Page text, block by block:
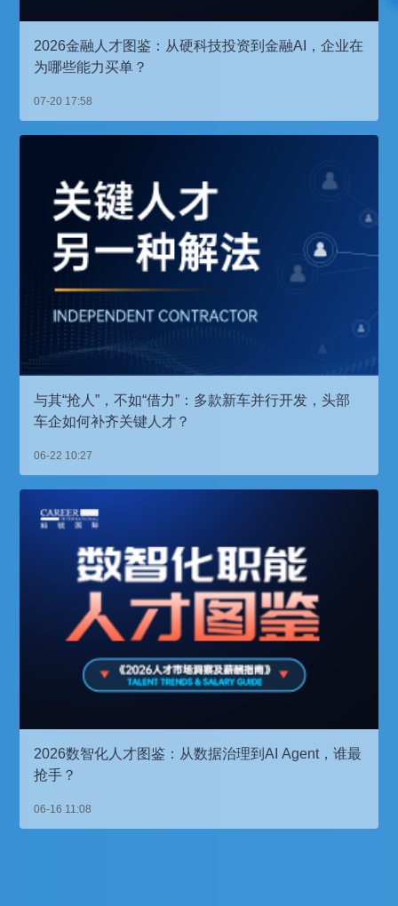
2026金融人才图鉴：从硬科技投资到金融AI，企业在
为哪些能力买单？
07-20 17:58
与其“抢人”，不如“借力”：多款新车并行开发，头部
车企如何补齐关键人才？
06-22 10:27
2026数智化人才图鉴：从数据治理到AI Agent，谁最
抢手？
06-16 11:08